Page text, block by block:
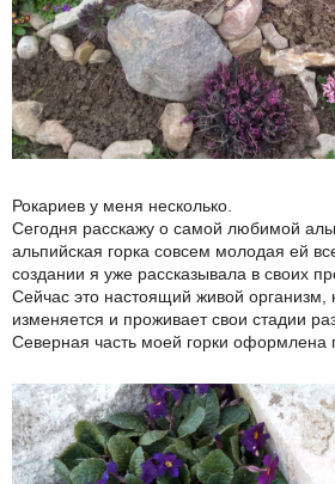
Рокариев у меня несколько.
Сегодня расскажу о самой любимой
альпийская горка совсем молодая ей
создании я уже рассказывала в своих
Сейчас это настоящий живой организм,
изменяется и проживает свои стадии
Северная часть моей горки оформлена